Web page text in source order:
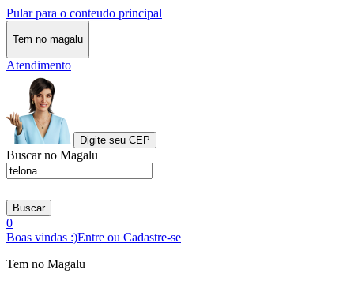
Pular para o conteudo principal
Tem no magalu
Atendimento
Digite seu CEP
Buscar no Magalu
Buscar
0
Boas vindas :)Entre ou Cadastre-se
Tem no Magalu